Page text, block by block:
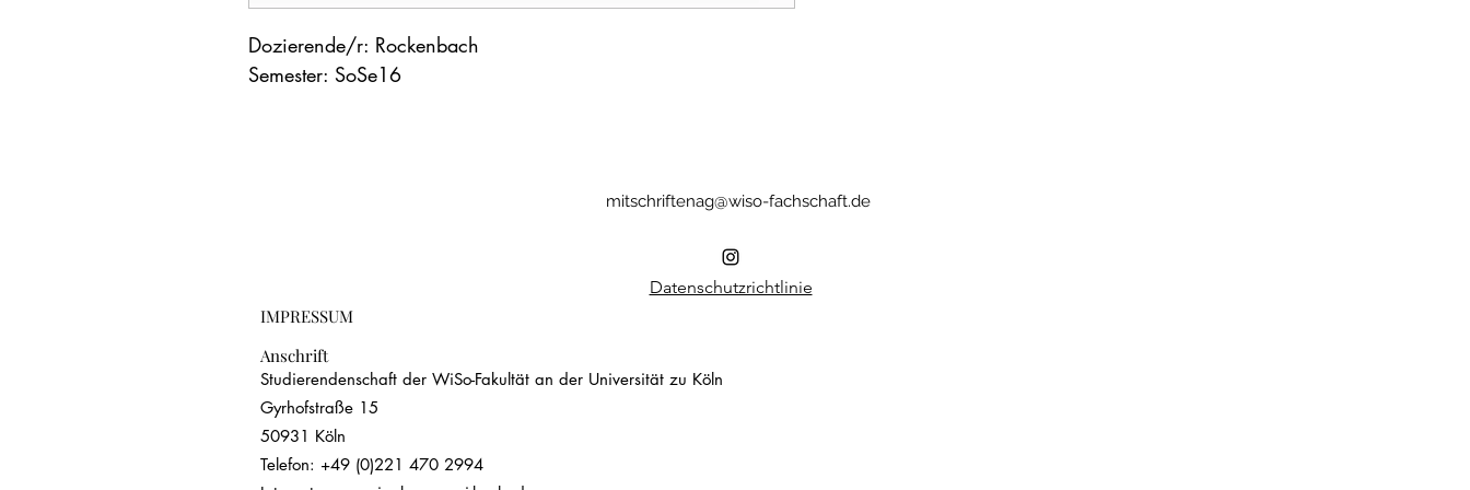
Dozierende/r: Rockenbach
Semester: SoSe16
mitschriftenag@wiso-fachschaft.de
Datenschutzrichtlinie
IMPRESSUM
Anschrift
Studierendenschaft der WiSo-Fakultät an der Universität zu Köln
Gyrhofstraße 15
50931 Köln
Telefon: +49 (0)221 470 2994